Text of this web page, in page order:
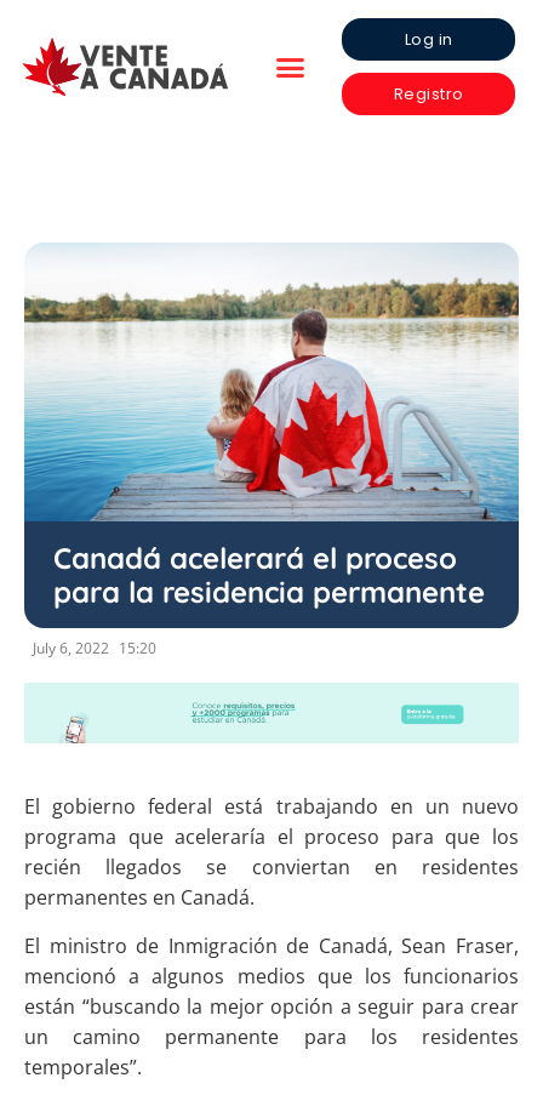
Log in
Registro
Canadá acelerará el proceso
para la residencia permanente
July 6, 2022 15:20
El gobierno federal está trabajando en un nuevo
programa que aceleraría el proceso para que los
recién llegados se conviertan en residentes
permanentes en Canadá.
El ministro de Inmigración de Canadá, Sean Fraser,
mencionó a algunos medios que los funcionarios
están “buscando la mejor opción a seguir para crear
un camino permanente para los residentes
temporales”.